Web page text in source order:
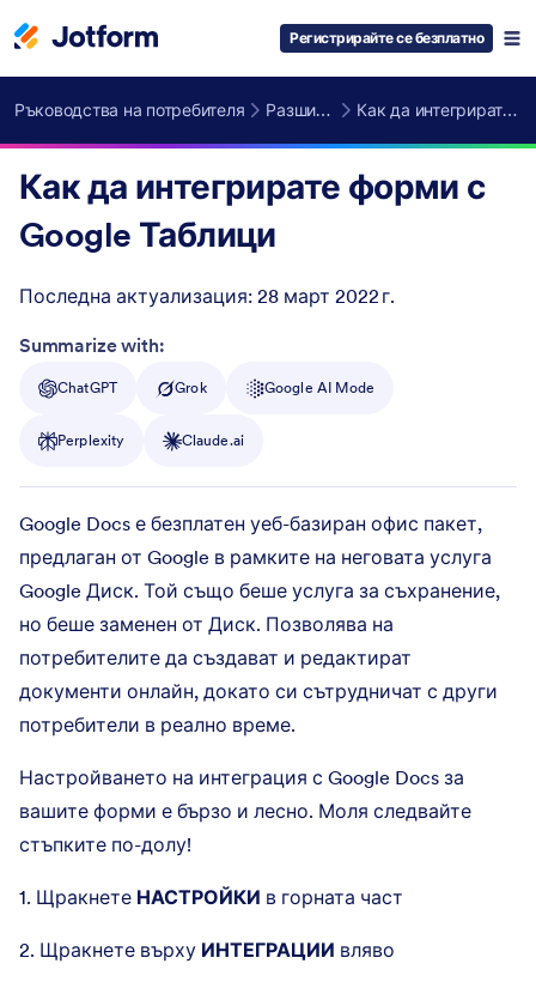
Регистрирайте се безплатно
Ръководства на потребителя Разширени Функции Как да интегрирате форми с Google Таблици
Как да интегрирате форми с
Google Таблици
Последна актуализация: 28 март 2022 г.
Post ID
Summarize with:
ChatGPT Grok Google AI Mode
Perplexity Claude.ai
Google Docs е безплатен уеб-базиран офис пакет,
предлаган от Google в рамките на неговата услуга
Google Диск. Той също беше услуга за съхранение,
но беше заменен от Диск. Позволява на
потребителите да създават и редактират
документи онлайн, докато си сътрудничат с други
потребители в реално време.
Настройването на интеграция с Google Docs за
вашите форми е бързо и лесно. Моля следвайте
стъпките по-долу!
1. Щракнете НАСТРОЙКИ в горната част
2. Щракнете върху ИНТЕГРАЦИИ вляво